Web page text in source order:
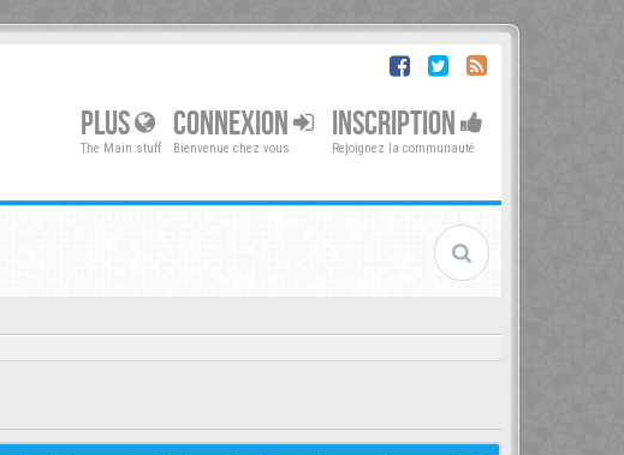
PLUS
The Main stuff
CONNEXION
Bienvenue chez vous
INSCRIPTION
Rejoignez la communauté